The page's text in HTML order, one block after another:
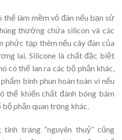
làm mềm vỏ đàn nếu bạn sử
thường chứa silicon và các
phức tạp thêm nếu cây đàn của
lai. Silicone là chất đặc biệt
có thể lan ra các bộ phận khác,
bình phun hoàn toàn vì nếu
thể khiến chất đánh bóng bám
bộ phận quan trọng khác.
trạng “nguyên thuỷ” cũng